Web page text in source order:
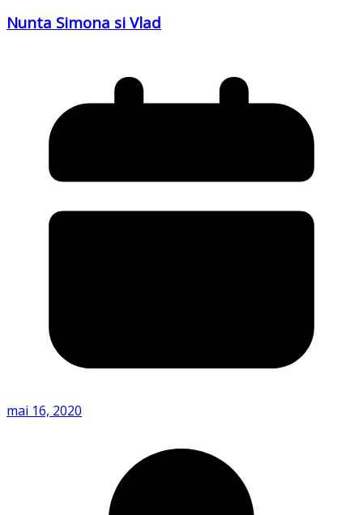
Nunta Simona si Vlad
mai 16, 2020